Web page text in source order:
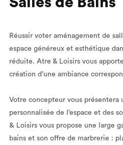
Réussir voter aménagement de
espace généreux et esthétique
réduite. Atre & Loisirs vous
création d’une ambiance
Votre concepteur vous
personnalisée de l’espace et des
& Loisirs vous propose une large
bains et son offre de marbrerie :